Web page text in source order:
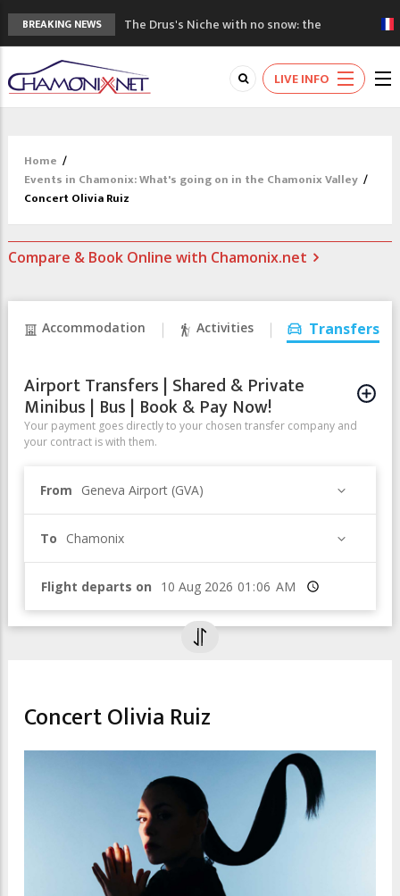
BREAKING NEWS
The Drus's Niche with no snow: the
mountains are changing!
3 good reasons to visit the new Mont
Blanc Museum
Mountain accidents: 3 people died on
3rd Edition of the Chamonix Valley Classics
Festival
LIVE INFO
Home /
Events in Chamonix: What's going on in the Chamonix Valley /
Concert Olivia Ruiz
Compare & Book Online with Chamonix.net
Accommodation Activities Transfers
Airport Transfers | Shared & Private
Minibus | Bus | Book & Pay Now!
Your payment goes directly to your chosen transfer company and
your contract is with them.
From Geneva Airport (GVA)
To Chamonix
Flight departs on Time
Concert Olivia Ruiz